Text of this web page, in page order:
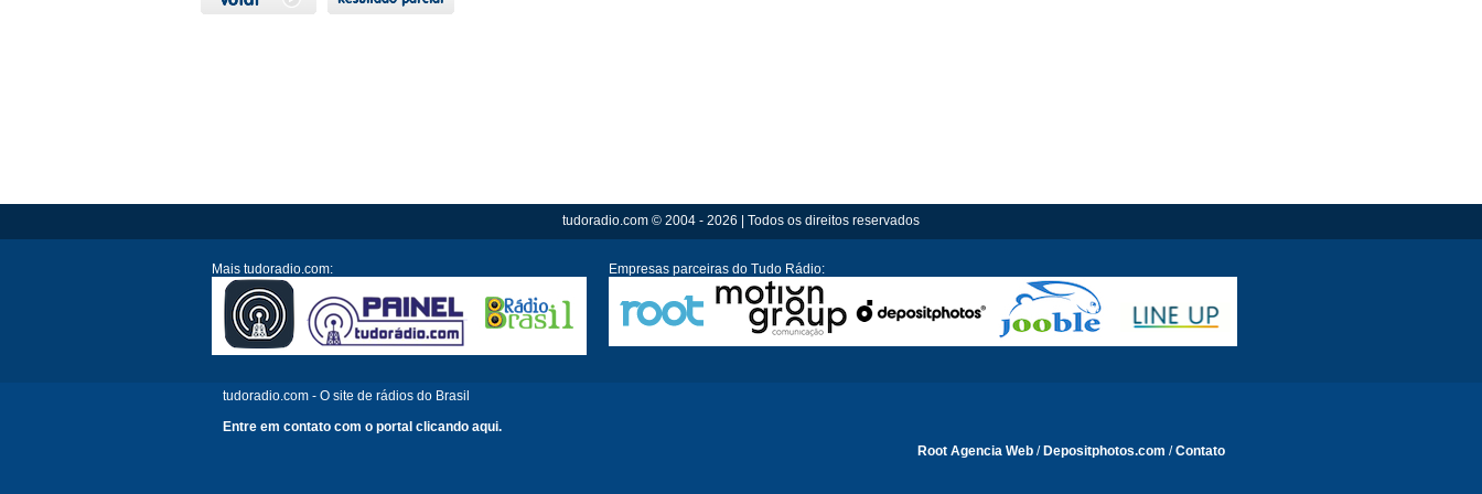
tudoradio.com © 2004 - 2026 | Todos os direitos reservados
Mais tudoradio.com: Empresas parceiras do Tudo Rádio:
tudoradio.com - O site de rádios do Brasil
Entre em contato com o portal clicando aqui.
Root Agencia Web / Depositphotos.com /Contato